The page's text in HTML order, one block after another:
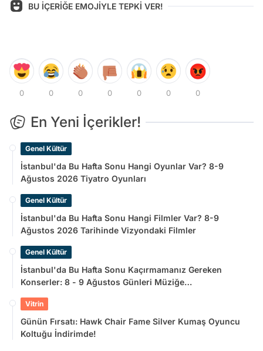
BU İÇERİĞE EMOJİYLE TEPKİ VER!
0 0 0 0 0 0 0
En Yeni İçerikler!
Genel Kültür
İstanbul'da Bu Hafta Sonu Hangi Oyunlar Var? 8-9
Ağustos 2026 Tiyatro Oyunları
Genel Kültür
İstanbul'da Bu Hafta Sonu Hangi Filmler Var? 8-9
Ağustos 2026 Tarihinde Vizyondaki Filmler
Genel Kültür
İstanbul'da Bu Hafta Sonu Kaçırmamanız Gereken
Konserler: 8 - 9 Ağustos Günleri Müziğe
Vitrin
Günün Fırsatı: Hawk Chair Fame Silver Kumaş Oyuncu
Koltuğu İndirimde!